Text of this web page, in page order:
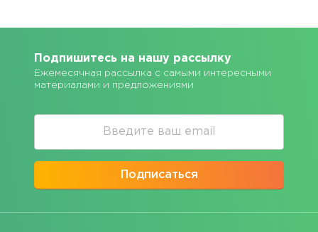
Подпишитесь на нашу рассылку
Ежемесячная рассылка с самыми интересными
материалами и предложениями
Подписаться